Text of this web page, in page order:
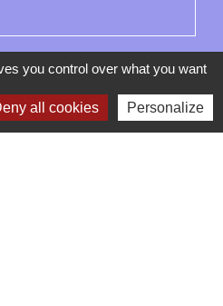
erreur sur cette page
you control over what you want
all cookies Personalize